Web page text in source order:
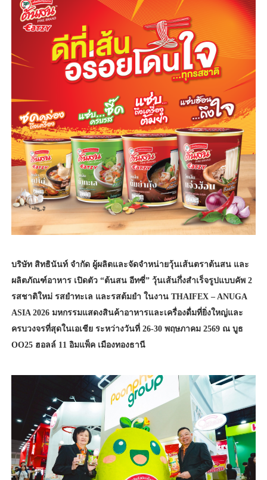
บริษัท สิทธินันท์ จำกัด ผู้ผลิตและจัดจำหน่ายวุ้นเส้นตราต้นสน และ
ผลิตภัณฑ์อาหาร เปิดตัว “ต้นสน อีทซี่” วุ้นเส้นกึ่งสำเร็จรูปแบบคัพ 2
รสชาติใหม่ รสยำทะเล และรสต้มยำ ในงาน THAIFEX – ANUGA
ASIA 2026 มหกรรมแสดงสินค้าอาหารและเครื่องดื่มที่ยิ่งใหญ่และ
ครบวงจรที่สุดในเอเชีย ระหว่างวันที่ 26-30 พฤษภาคม 2569 ณ บูธ
OO25 ฮอลล์ 11 อิมแพ็ค เมืองทองธานี